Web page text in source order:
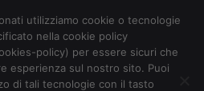
utilizziamo cookie o tecnologie
nella cookie policy
policy) per essere sicuri che
esperienza sul nostro sito. Puoi
di tali tecnologie con il tasto